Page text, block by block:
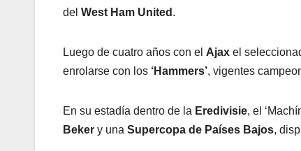
del West Ham United .
Luego de cuatro años con el Ajax el
enrolarse con los ‘Hammers’, vigentes
En su estadía dentro de la Eredivisie, el
Beker y una Supercopa de Países Bajos,